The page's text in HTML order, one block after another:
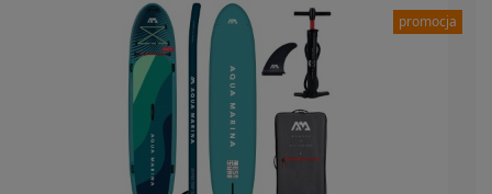
promocja